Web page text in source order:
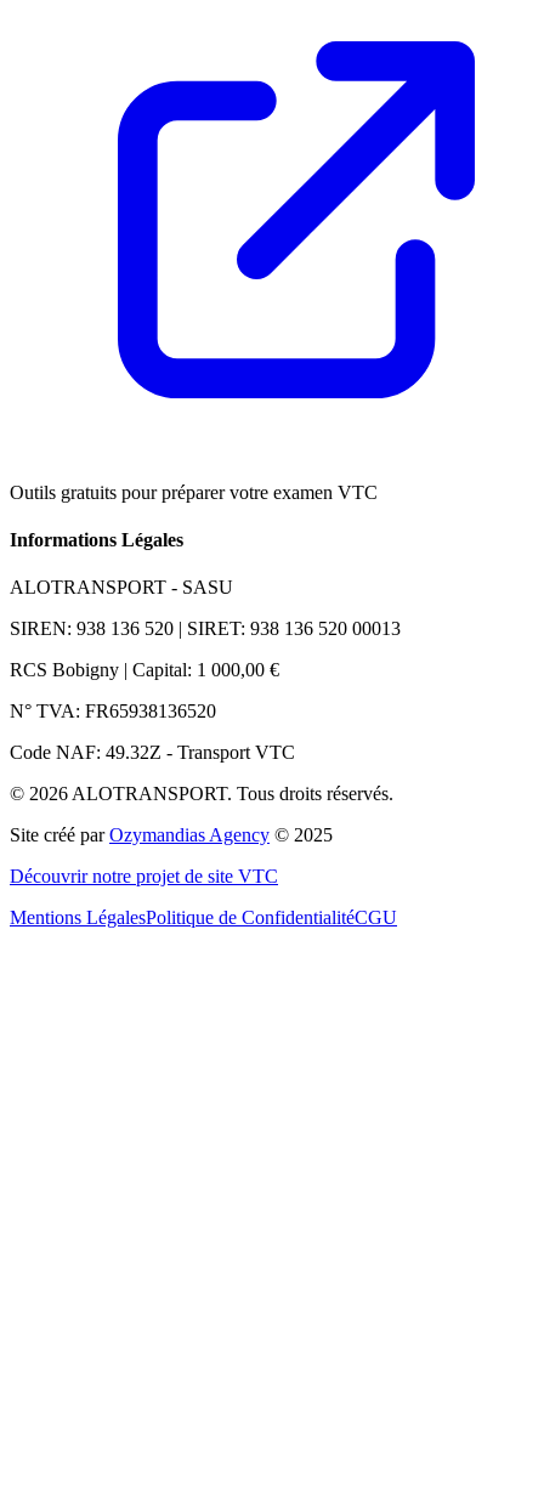
Outils gratuits pour préparer votre examen VTC
Informations Légales
ALOTRANSPORT - SASU
SIREN: 938 136 520 | SIRET: 938 136 520 00013
RCS Bobigny | Capital: 1 000,00 €
N° TVA: FR65938136520
Code NAF: 49.32Z - Transport VTC
© 2026 ALOTRANSPORT. Tous droits réservés.
Site créé par Ozymandias Agency © 2025
Découvrir notre projet de site VTC
Mentions LégalesPolitique de ConfidentialitéCGU